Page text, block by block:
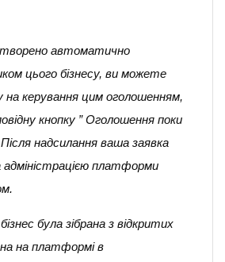
автоматично
цього бізнесу, ви можете
на керування цим оголошенням,
кнопку ” Оголошення поки
надсилання ваша заявка
адміністрацією платформи
була зібрана з відкритих
на платформі в